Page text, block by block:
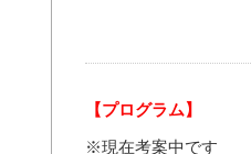
【プログラム】
※現在考案中です